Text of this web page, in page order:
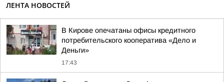
ЛЕНТА НОВОСТЕЙ
В Кирове опечатаны офисы кредитного
потребительского кооператива «Дело и
Деньги»
17:43